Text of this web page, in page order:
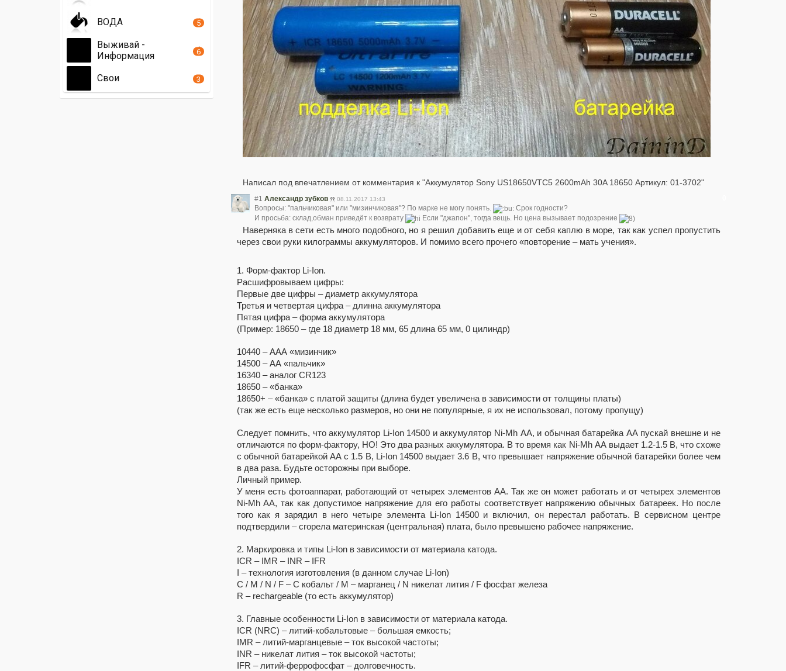
Написал под впечатлением от комментария к "Аккумулятор Sony US18650VTC5 2600mAh 30A 18650 Артикул: 01-3702"
#1 Александр зубков 08.11.2017 13:43
Вопросы: "пальчиковая" или "мизинчиковая"? По марке не могу понять.
Срок годности?
И просьба: склад,обман приведёт к возврату
Если "джапон", тогда вещь. Но цена вызывает подозрение
Наверняка в сети есть много подобного, но я решил добавить еще и от себя каплю в море, так как успел пропустить
через свои руки килограммы аккумуляторов. И помимо всего прочего «повторение – мать учения».
1. Форм-фактор Li-Ion.
Расшифровываем цифры:
Первые две цифры – диаметр аккумулятора
Третья и четвертая цифра – длинна аккумулятора
Пятая цифра – форма аккумулятора
(Пример: 18650 – где 18 диаметр 18 мм, 65 длина 65 мм, 0 цилиндр)
10440 – ААА «мизинчик»
14500 – АА «пальчик»
16340 – аналог CR123
18650 – «банка»
18650+ – «банка» с платой защиты (длина будет увеличена в зависимости от толщины платы)
(так же есть еще несколько размеров, но они не популярные, я их не использовал, потому пропущу)
Следует помнить, что аккумулятор Li-Ion 14500 и аккумулятор Ni-Mh АА, и обычная батарейка АА пускай внешне и не
отличаются по форм-фактору, НО! Это два разных аккумулятора. В то время как Ni-Mh АА выдает 1.2-1.5 В, что схоже
с обычной батарейкой АА с 1.5 В, Li-Ion 14500 выдает 3.6 В, что превышает напряжение обычной батарейки более чем
в два раза. Будьте осторожны при выборе.
Личный пример.
У меня есть фотоаппарат, работающий от четырех элементов АА. Так же он может работать и от четырех элементов
Ni-Mh АА, так как допустимое напряжение для его работы соответствует напряжению обычных батареек. Но после
того как я зарядил в него четыре элемента Li-Ion 14500 и включил, он перестал работать. В сервисном центре
подтвердили – сгорела материнская (центральная) плата, было превышено рабочее напряжение.
2. Маркировка и типы Li-Ion в зависимости от материала катода.
ICR – IMR – INR – IFR
I – технология изготовления (в данном случае Li-Ion)
C / M / N / F – C кобальт / M – марганец / N никелат лития / F фосфат железа
R – rechargeable (то есть аккумулятор)
3. Главные особенности Li-Ion в зависимости от материала катода.
ICR (NRС) – литий-кобальтовые – большая емкость;
IMR – литий-марганцевые – ток высокой частоты;
INR – никелат лития – ток высокой частоты;
IFR – литий-феррофосфат – долговечность.
ВОДА 5
Выживай -
Информация
6
Свои 3